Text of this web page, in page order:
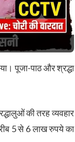
पूजा-पाठ और श्रद्धा
की तरह व्यवहार
5 से 6 लाख रुपये का